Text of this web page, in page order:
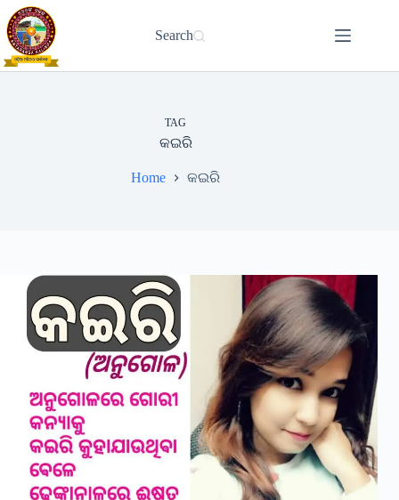
Skip
to
content
Search
TAG
କଇରି
Home କଇରି